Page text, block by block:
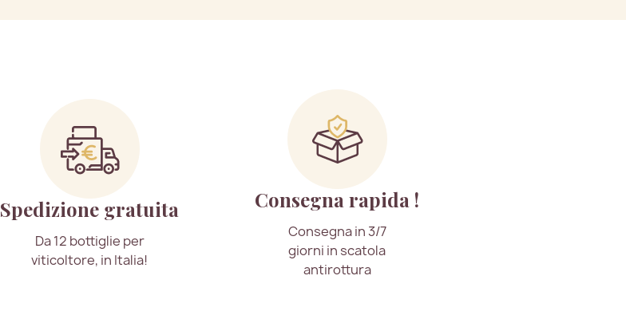
Spedizione gratuita
Da 12 bottiglie per
viticoltore, in Italia!
Consegna rapida !
Consegna in 3/7
giorni in scatola
antirottura